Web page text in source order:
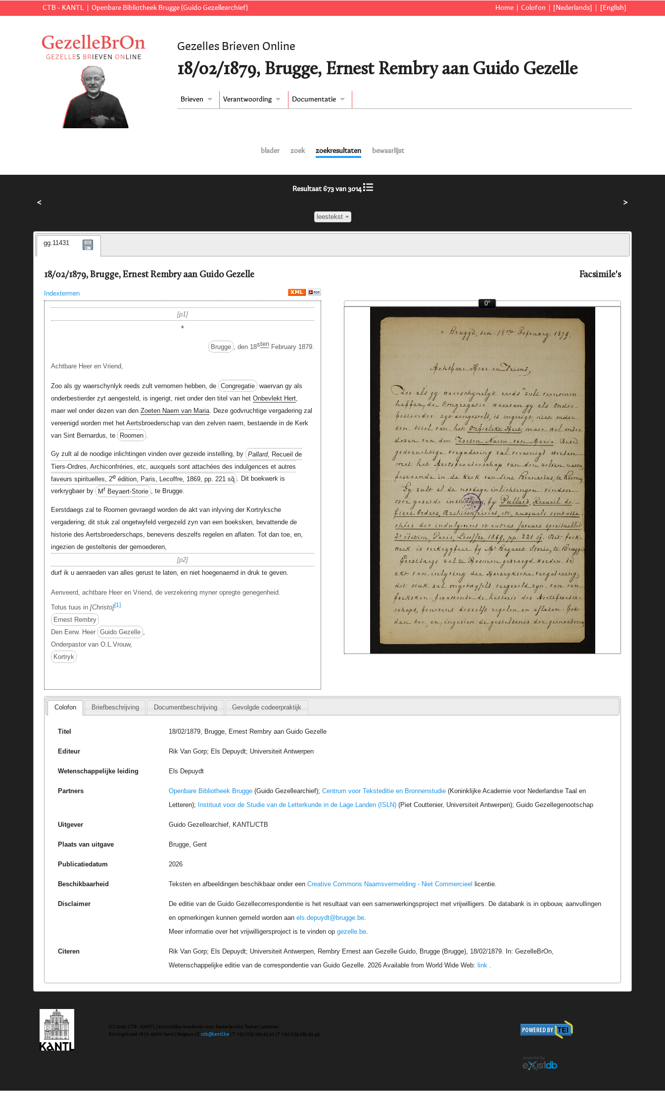
CTB - KANTL Openbare Bibliotheek Brugge (Guido Gezellearchief) Home Colofon [Nederlands] [English]
Gezelles Brieven Online
18/02/1879, Brugge, Ernest Rembry aan Guido Gezelle
Brieven Verantwoording Documentatie
blader zoek zoekresultaten bewaarlijst
<
Resultaat 673 van 3014
leestekst
>
gg.11431
18/02/1879, Brugge, Ernest Rembry aan Guido Gezelle
Indextermen
Facsimile's
p1
+
Brugge , den 18stenFebruary 1879.
Achtbare Heer en Vriend,
Zoo als gy waerschynlyk reeds zult vernomen hebben, de Congregatie waervan gy als
onderbestierder zyt aengesteld, is ingerigt, niet onder den titel van het Onbevlekt Hert,
maer wel onder dezen van den Zoeten Naem van Maria. Deze godvruchtige vergadering zal
vereenigd worden met het Aertsbroederschap van den zelven naem, bestaende in de Kerk
van Sint Bernardus, te
Roomen .
Gy zult al de noodige inlichtingen vinden over gezeide instelling, by Pallard, Recueil de
Tiers-Ordres, Archiconfréries, etc, auxquels sont attachées des indulgences et autres
faveurs spirituelles, 2eédition, Paris, Lecoffre, 1869, pp. 221 sq̃ . Dit boekwerk is
verkrygbaer by
Mr Beyaert-Storie , te Brugge.
Eerstdaegs zal te Roomen gevraegd worden de akt van inlyving der Kortryksche
vergadering; dit stuk zal ongetwyfeld vergezeld zyn van een boeksken, bevattende de
historie des Aertsbroederschaps, benevens deszelfs regelen en aflaten. Tot dan toe, en,
ingezien de gesteltenis der gemoederen,
p2
durf ik u aenraeden van alles gerust te laten, en niet hoegenaemd in druk te geven.
Aenveerd, achtbare Heer en Vriend, de verzekering myner opregte genegenheid.
Totus tuus in Christo [1]
Ernest Rembry
Den Eerw. Heer Guido Gezelle ,
Onderpastor van O.L.Vrouw,
Kortryk
0°
Colofon Briefbeschrijving Documentbeschrijving Gevolgde codeerpraktijk
Titel 18/02/1879, Brugge, Ernest Rembry aan Guido Gezelle
Editeur Rik Van Gorp; Els Depuydt; Universiteit Antwerpen
Wetenschappelijke leiding Els Depuydt
Partners Openbare Bibliotheek Brugge (Guido Gezellearchief);Centrum voor Teksteditie en Bronnenstudie (Koninklijke Academie voor Nederlandse Taal en
Letteren); Instituut voor de Studie van de Letterkunde in de Lage Landen (ISLN) (Piet Couttenier, Universiteit Antwerpen); Guido Gezellegenootschap
Uitgever Guido Gezellearchief, KANTL/CTB
Plaats van uitgave Brugge, Gent
Publicatiedatum 2026
Beschikbaarheid Teksten en afbeeldingen beschikbaar onder eenCreative Commons Naamsvermelding - Niet Commercieel licentie.
Disclaimer
De editie van de Guido Gezellecorrespondentie is het resultaat van een samenwerkingsproject met vrijwilligers. De databank is in opbouw, aanvullingen
en opmerkingen kunnen gemeld worden aanels.depuydt@brugge.be
Meer informatie over het vrijwilligersproject is te vinden opgezelle.be
Citeren
Rik Van Gorp; Els Depuydt; Universiteit Antwerpen, Rembry Ernest aan Gezelle Guido, Brugge (Brugge), 18/02/1879. In: GezelleBrOn,
Wetenschappelijke editie van de correspondentie van Guido Gezelle. 2026 Available from World Wide Web:link
(C) 2020 CTB - KANTL | Koninklijke Academie voor Nederlandse Taal en Letteren
Koningstraat 18 | b-9000 Gent | Belgium | Ectb@kantl.be | T +32 (0)9 265 93 50 | F +32 (0)9 265 93 49